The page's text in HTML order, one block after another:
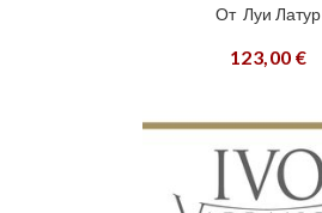
От Луи Латур
123,00 €